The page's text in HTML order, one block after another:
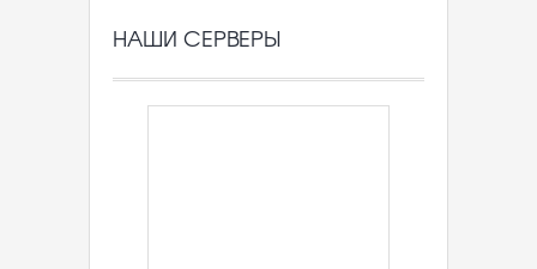
НАШИ СЕРВЕРЫ